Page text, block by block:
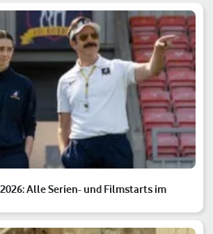
Alle Serien- und Filmstarts im